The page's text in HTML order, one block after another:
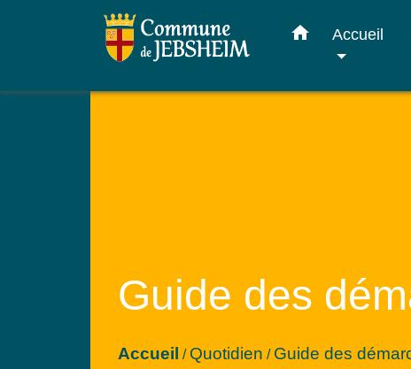
home Accueil
Guide des
Accueil / Quotidien / Guide des